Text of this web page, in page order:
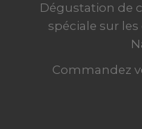
Dégustation de
spéciale sur
Commandez